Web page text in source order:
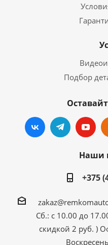
Подбор
Наши
+375
Сб.: с 10.00 до
скидкой 2 руб. )